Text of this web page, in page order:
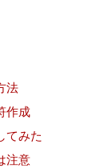
法
作成
てみた
注意